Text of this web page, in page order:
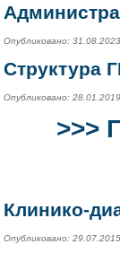
Опубликовано:
Структура
Опубликовано:
>>>
Клинико-
Опубликовано: